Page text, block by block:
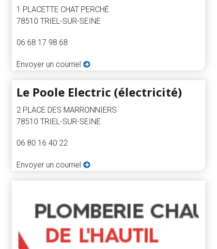
1 PLACETTE CHAT PERCHÉ
78510 TRIEL-SUR-SEINE
06 68 17 98 68
Envoyer un courriel
Le Poole Electric (électricité)
2 PLACE DES MARRONNIERS
78510 TRIEL-SUR-SEINE
06 80 16 40 22
Envoyer un courriel